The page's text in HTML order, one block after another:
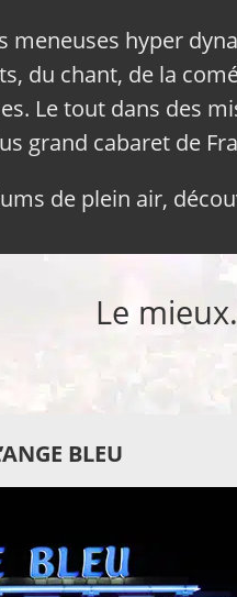
meneuses hyper
du chant, de la
Le tout dans des
grand cabaret de
de plein air,
Le
BLEU